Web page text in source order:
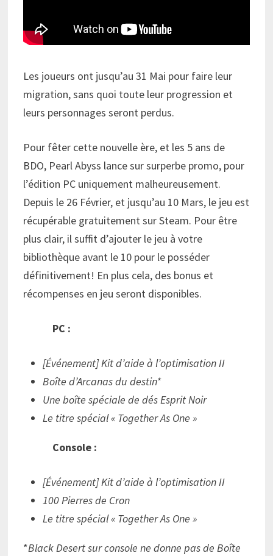
Les joueurs ont jusqu’au 31 Mai pour faire leur
migration, sans quoi toute leur progression et
leurs personnages seront perdus.
Pour fêter cette nouvelle ère, et les 5 ans de
BDO, Pearl Abyss lance sur surperbe promo, pour
l’édition PC uniquement malheureusement.
Depuis le 26 Février, et jusqu’au 10 Mars, le jeu est
récupérable gratuitement sur Steam. Pour être
plus clair, il suffit d’ajouter le jeu à votre
bibliothèque avant le 10 pour le posséder
définitivement! En plus cela, des bonus et
récompenses en jeu seront disponibles.
PC :
[Événement] Kit d’aide à l’optimisation II
Boîte d’Arcanas du destin*
Une boîte spéciale de dés Esprit Noir
Le titre spécial « Together As One »
Console :
[Événement] Kit d’aide à l’optimisation II
100 Pierres de Cron
Le titre spécial « Together As One »
*Black Desert sur console ne donne pas de Boîte